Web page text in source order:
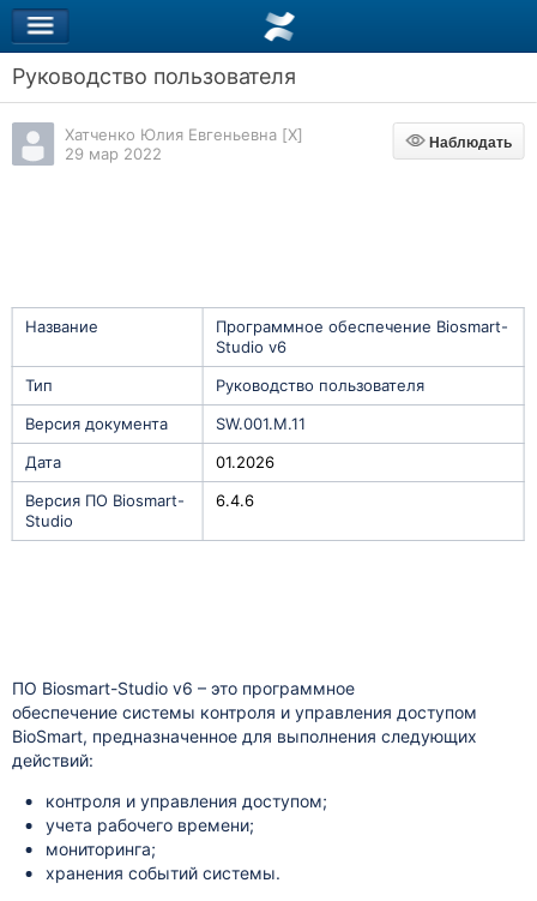
Руководство пользователя
Хатченко Юлия Евгеньевна [X]
29 мар 2022
Наблюдать
Наблюдать
Название
Программное обеспечение Biosmart-
Studio v6
Тип
Руководство пользователя
Версия документа
SW.001.M.11
Дата
01.2026
Версия ПО Biosmart-
Studio
6.4.6
ПО Biosmart-Studio v6 – это программное
обеспечение системы контроля и управления доступом
BioSmart, предназначенное для выполнения следующих
действий:
контроля и управления доступом;
учета рабочего времени;
мониторинга;
хранения событий системы.